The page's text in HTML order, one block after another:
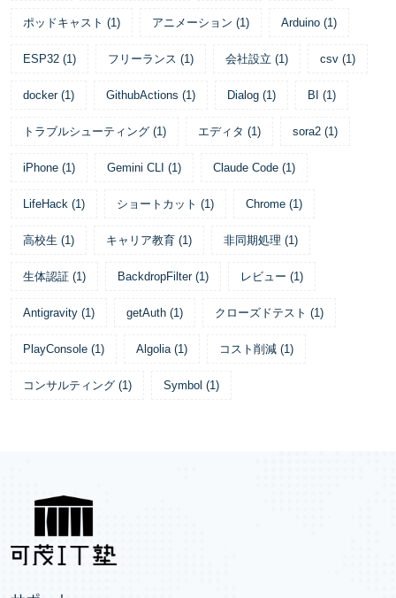
ポッドキャスト (1) アニメーション (1) Arduino (1)
ESP32 (1) フリーランス (1) 会社設立 (1) csv (1)
docker (1) GithubActions (1) Dialog (1) BI (1)
トラブルシューティング (1) エディタ (1) sora2 (1)
iPhone (1) Gemini CLI (1) Claude Code (1)
LifeHack (1) ショートカット (1) Chrome (1)
高校生 (1) キャリア教育 (1) 非同期処理 (1)
生体認証 (1) BackdropFilter (1) レビュー (1)
Antigravity (1) getAuth (1) クローズドテスト (1)
PlayConsole (1) Algolia (1) コスト削減 (1)
コンサルティング (1) Symbol (1)